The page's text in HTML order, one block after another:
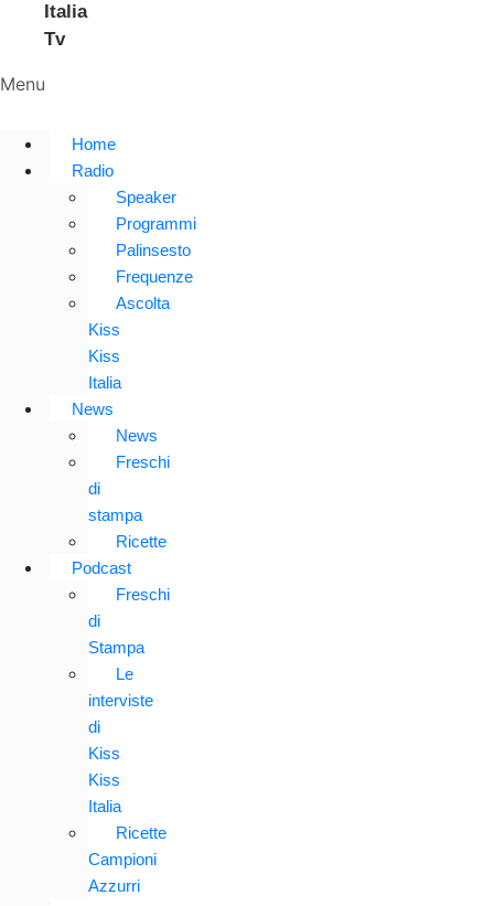
Italia
Tv
Menu
Home
Radio
Speaker
Programmi
Palinsesto
Frequenze
Ascolta
Kiss
Kiss
Italia
News
News
Freschi
di
stampa
Ricette
Podcast
Freschi
di
Stampa
Le
interviste
di
Kiss
Kiss
Italia
Ricette
Campioni
Azzurri